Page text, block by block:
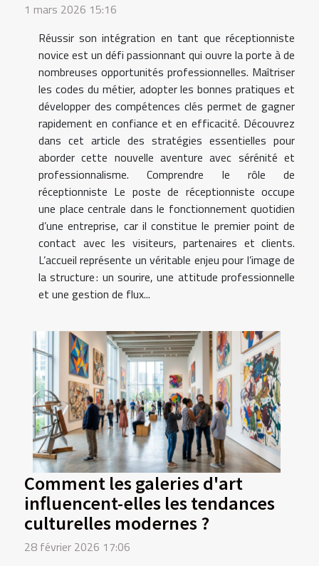
1 mars 2026 15:16
Réussir son intégration en tant que réceptionniste
novice est un défi passionnant qui ouvre la porte à de
nombreuses opportunités professionnelles. Maîtriser
les codes du métier, adopter les bonnes pratiques et
développer des compétences clés permet de gagner
rapidement en confiance et en efficacité. Découvrez
dans cet article des stratégies essentielles pour
aborder cette nouvelle aventure avec sérénité et
professionnalisme. Comprendre le rôle de
réceptionniste Le poste de réceptionniste occupe
une place centrale dans le fonctionnement quotidien
d’une entreprise, car il constitue le premier point de
contact avec les visiteurs, partenaires et clients.
L’accueil représente un véritable enjeu pour l’image de
la structure : un sourire, une attitude professionnelle
et une gestion de flux...
Comment les galeries d'art
influencent-elles les tendances
culturelles modernes ?
28 février 2026 17:06